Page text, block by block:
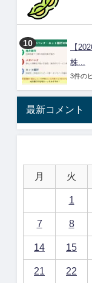
【
株...
3件の
最新コメント
月 火
1
7 8
14 15
21 22